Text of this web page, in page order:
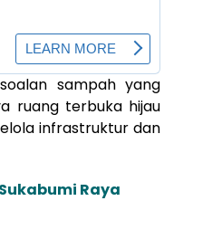
sampah yang
ruang terbuka hijau
infrastruktur dan
Raya